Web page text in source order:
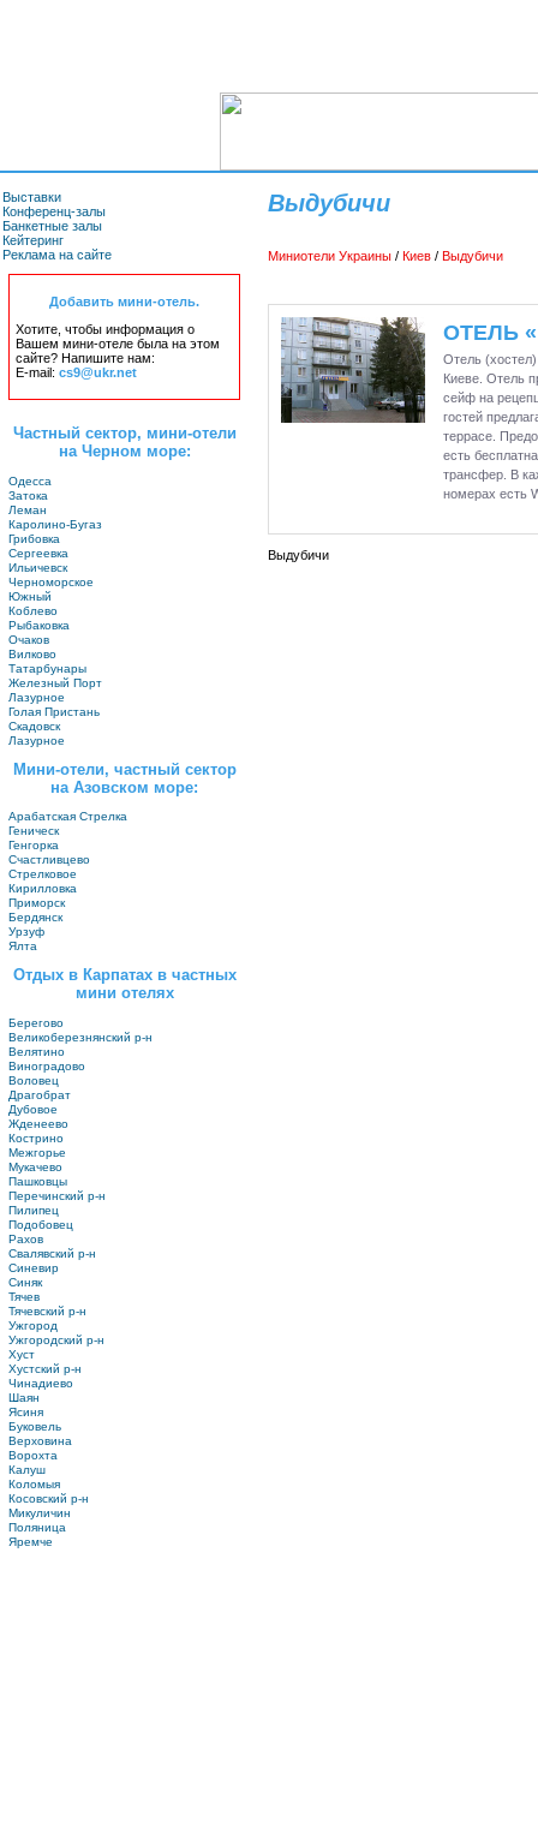
Выставки
Конференц-залы
Банкетные залы
Кейтеринг
Реклама на сайте
Добавить мини-отель.
Хотите, чтобы информация о
Вашем мини-отеле была на этом
сайте? Напишите нам:
E-mail: cs9@ukr.net
Частный сектор, мини-отели
на Черном море:
Одесса
Затока
Леман
Каролино-Бугаз
Грибовка
Сергеевка
Ильичевск
Черноморское
Южный
Коблево
Рыбаковка
Очаков
Вилково
Татарбунары
Железный Порт
Лазурное
Голая Пристань
Скадовск
Лазурное
Мини-отели, частный сектор
на Азовском море:
Арабатская Стрелка
Геническ
Генгорка
Счастливцево
Стрелковое
Кирилловка
Приморск
Бердянск
Урзуф
Ялта
Отдых в Карпатах в частных
мини отелях
Берегово
Великоберезнянский р-н
Велятино
Виноградово
Воловец
Драгобрат
Дубовое
Жденеево
Кострино
Межгорье
Мукачево
Пашковцы
Перечинский р-н
Пилипец
Подобовец
Рахов
Свалявский р-н
Синевир
Синяк
Тячев
Тячевский р-н
Ужгород
Ужгородский р-н
Хуст
Хустский р-н
Чинадиево
Шаян
Ясиня
Буковель
Верховина
Ворохта
Калуш
Коломыя
Косовский р-н
Микуличин
Поляница
Яремче
Выдубичи
Миниотели Украины / Киев / Выдубичи
ОТЕЛЬ
Отель
Киеве. Отель
сейф на
гостей
террасе.
есть
трансфер. В
номерах есть
Выдубичи